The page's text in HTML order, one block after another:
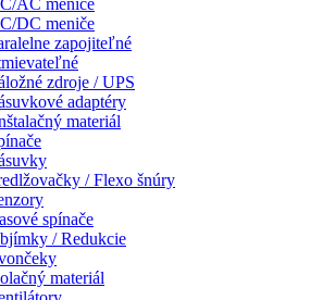
AC meniče
DC meniče
zapojiteľné
zdroje / UPS
adaptéry
materiál
/ Flexo šnúry
spínače
/ Redukcie
materiál